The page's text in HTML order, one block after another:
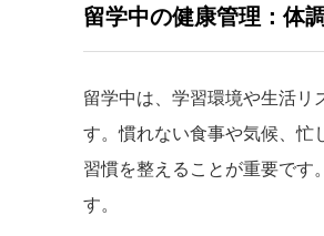
留学中の健康管理：体
留学中は、学習環境や生活
す。慣れない食事や気候、忙
習慣を整えることが重要です
す。